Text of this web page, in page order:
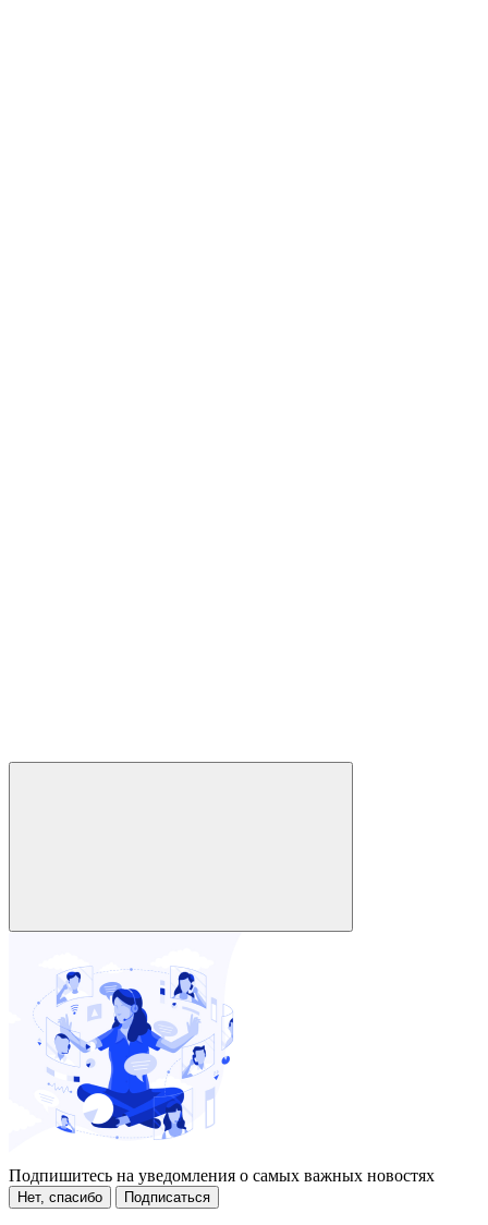
Подпишитесь на уведомления о самых важных новостях
Нет, спасибо Подписаться